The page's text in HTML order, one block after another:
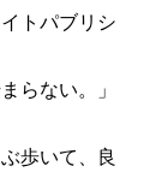
トパブリシ
らない。」
歩いて、良